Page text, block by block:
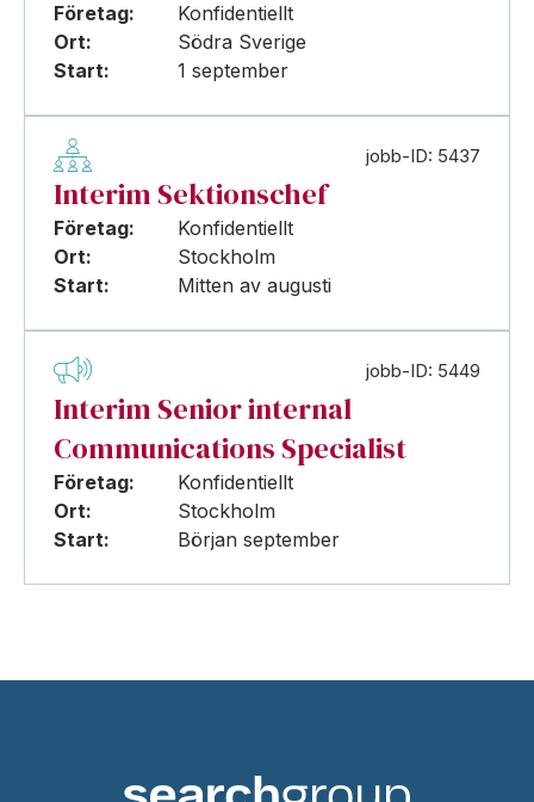
Företag:
Konfidentiellt
Ort:
Södra Sverige
Start:
1 september
jobb-ID: 5437
Interim Sektionschef
Företag:
Konfidentiellt
Ort:
Stockholm
Start:
Mitten av augusti
jobb-ID: 5449
Interim Senior internal
Communications Specialist
Företag:
Konfidentiellt
Ort:
Stockholm
Start:
Början september